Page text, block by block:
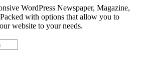
WordPress Newspaper, Magazine,
with options that allow you to
website to your needs.